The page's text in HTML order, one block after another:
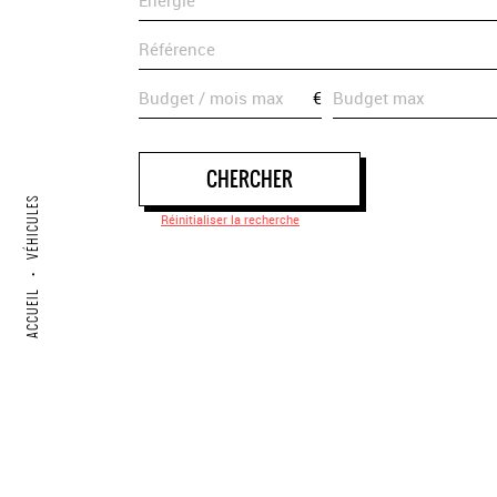
ACCUEIL
•
VÉHICULES
€
CHERCHER
Réinitialiser la recherche